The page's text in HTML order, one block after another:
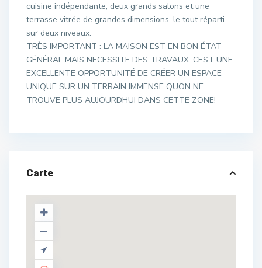
cuisine indépendante, deux grands salons et une
terrasse vitrée de grandes dimensions, le tout réparti
sur deux niveaux.
TRÈS IMPORTANT : LA MAISON EST EN BON ÉTAT
GÉNÉRAL MAIS NECESSITE DES TRAVAUX. CEST UNE
EXCELLENTE OPPORTUNITÉ DE CRÉER UN ESPACE
UNIQUE SUR UN TERRAIN IMMENSE QUON NE
TROUVE PLUS AUJOURDHUI DANS CETTE ZONE!
Carte